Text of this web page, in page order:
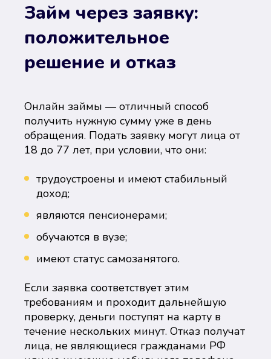
Займ через заявку:
положительное
решение и отказ
Онлайн займы — отличный способ
получить нужную сумму уже в день
обращения. Подать заявку могут лица от
18 до 77 лет, при условии, что они:
трудоустроены и имеют стабильный
доход;
являются пенсионерами;
обучаются в вузе;
имеют статус самозанятого.
Если заявка соответствует этим
требованиям и проходит дальнейшую
проверку, деньги поступят на карту в
течение нескольких минут. Отказ получат
лица, не являющиеся гражданами РФ